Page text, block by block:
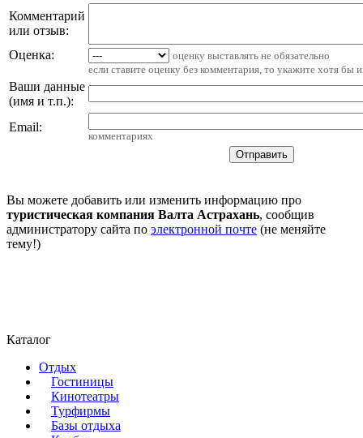
Комментарий
или отзыв:
Оценка:
оценку выставлять не обязательно
если ставите оценку без комментария, то укажите хотя бы
Ваши данные
(имя и т.п.):
Email:
комментариях
Вы можете добавить или изменить информацию про
туристическая компания Валта Астрахань, сообщив
администратору сайта по электронной почте (не меняйте
тему!)
Каталог
Отдых
Гостиницы
Кинотеатры
Турфирмы
Базы отдыха